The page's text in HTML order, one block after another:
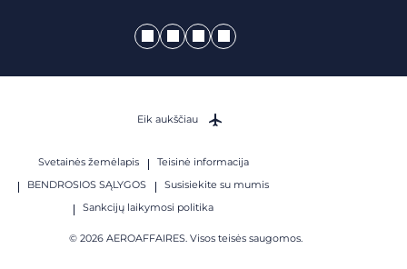
Svetainės žemėlapis
Teisinė informacija
BENDROSIOS SĄLYGOS
Susisiekite su mumis
Sankcijų laikymosi politika
© 2026 AEROAFFAIRES. Visos teisės saugomos.
Eik aukščiau